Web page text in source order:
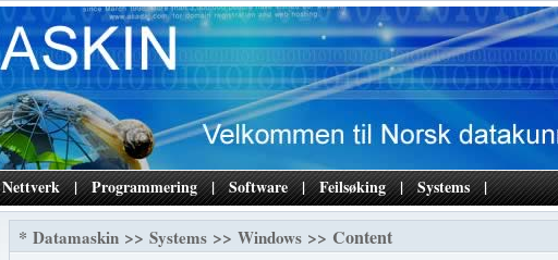
Nettverk | Programmering | Software | Feilsøking | Systems |
* Datamaskin >> Systems >> Windows >> Content